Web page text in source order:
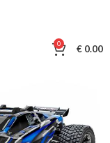
0 €0.00